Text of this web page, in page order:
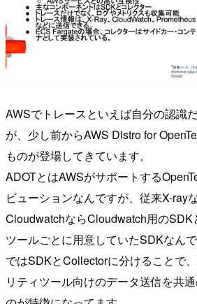
AWSでトレースといえば自分の認識
が、少し前からAWS Distro for
ものが登場してきています。
ADOTとはAWSがサポートする
ビューションなんですが、従来X-ray
CloudwatchならCloudwatch用のSDK
ツールごとに用意していたSDKなん
ではSDKとCollectorに分けることで
リティツール向けのデータ送信を共